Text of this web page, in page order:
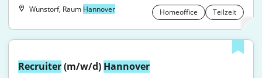
Wunstorf, Raum Hannover Homeoffice Teilzeit
Recruiter (m/w/d) Hannover